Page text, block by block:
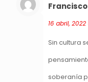
16 abril,
Sin cultura
soberanía